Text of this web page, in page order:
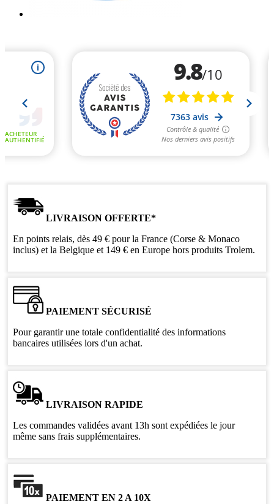
LIVRAISON OFFERTE*
En points relais, dès 49 € pour la France (Corse & Monaco
inclus) et la Belgique et 149 € en Europe hors produits Trolem.
PAIEMENT SÉCURISÉ
Pour garantir une totale confidentialité des informations
bancaires utilisées lors d'un achat.
LIVRAISON RAPIDE
Les commandes validées avant 13h sont expédiées le jour
même sans frais supplémentaires.
PAIEMENT EN 2 A 10X